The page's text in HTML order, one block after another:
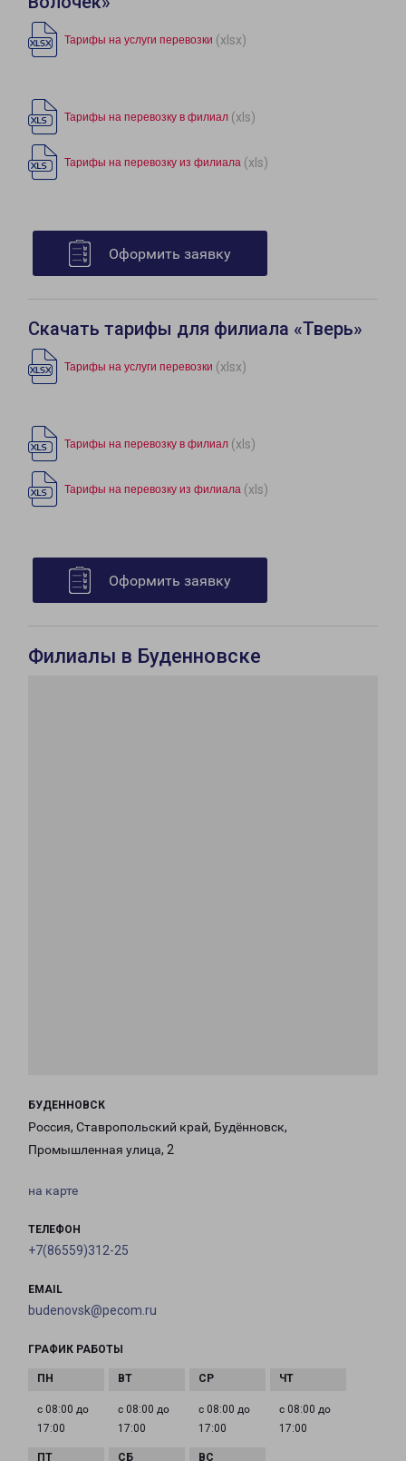
Тарифы на услуги перевозки (xlsx)
Тарифы на перевозку в филиал (xls)
Тарифы на перевозку из филиала (xls)
Оформить заявку
Скачать тарифы для филиала «Тверь»
Тарифы на услуги перевозки (xlsx)
Тарифы на перевозку в филиал (xls)
Тарифы на перевозку из филиала (xls)
Оформить заявку
Филиалы в Буденновске
БУДЕННОВСК
Россия, Ставропольский край, Будённовск,
Промышленная улица, 2
на карте
ТЕЛЕФОН
+7(86559)312-25
EMAIL
budenovsk@pecom.ru
ГРАФИК РАБОТЫ
с 08:00 до
17:00
с 08:00 до
17:00
с 08:00 до
17:00
с 08:00 до
17:00